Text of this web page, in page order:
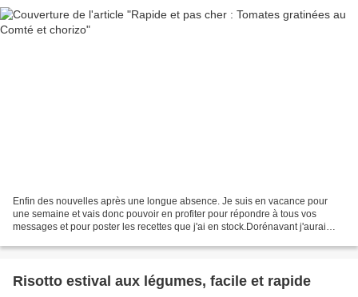
Enfin des nouvelles après une longue absence. Je suis en vacance pour
une semaine et vais donc pouvoir en profiter pour répondre à tous vos
messages et pour poster les recettes que j'ai en stock.Dorénavant j'aurai
Risotto estival aux légumes, facile et rapide